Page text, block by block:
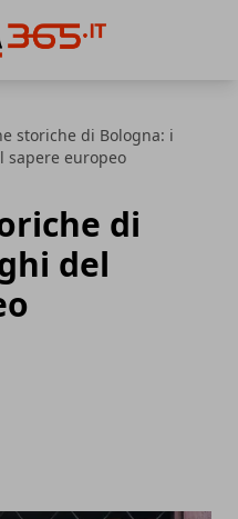
storiche di Bologna: i
sapere europeo
di
del